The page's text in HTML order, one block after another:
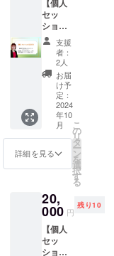
ご記入
くださ
い。
（ニッ
クネー
ムでの
掲載も
可能で
す） ※
電子書
籍のダ
ウン
ロード
URLを
ます。
※提供時
期：
2024年
12月予
しま
す。ク
ラウド
ファン
ディン
グ限定
のデザ
インで
す。 提
供方法:
支援者
の住所
宛に郵
送しま
2024年
12月予
定
【個人
セッ
ション
(45
分)】 認
知症予
防に特
化した
オンラ
イン個
人セッ
ショ
ン。45
分間の
一対一
のコン
ティン
グで、
個別の
健康ア
ドバイ
スを提
支援
者：
2人
お届
け予
定：
2024
年10
月
詳細を見る
こ
の
リ
タ
ー
ン
を
選
択
す
る
20,
000 円
残り10
【個人
セッ
ション